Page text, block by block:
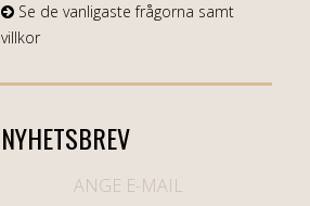
Se de vanligaste frågorna samt
villkor
NYHETSBREV